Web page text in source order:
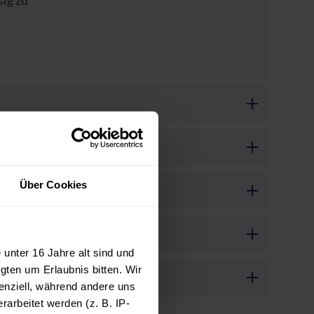
Über Cookies
16 Jahre alt sind und
um Erlaubnis bitten. Wir
während andere uns
werden (z. B. IP-